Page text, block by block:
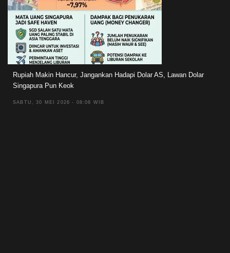
Rupiah Makin Hancur, Jangankan Hadapi Dolar AS, Lawan Dolar
Singapura Pun Keok
SABTU, 30 MEI 2026 - 08:08 WIB